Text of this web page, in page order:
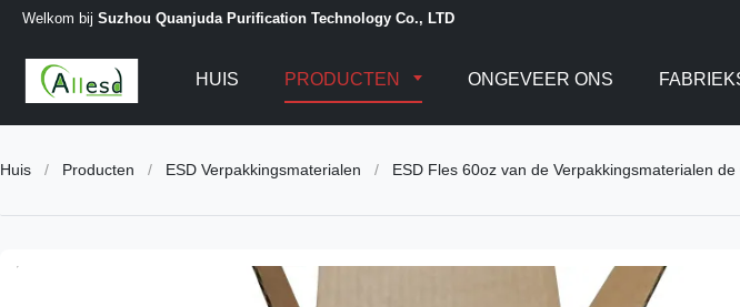
Welkom bij Suzhou Quanjuda Purification Technology Co., LTD
HUIS PRODUCTEN ONGEVEER ONS
Huis / Producten / ESD Verpakkingsmaterialen / ESD Fles 60oz van de Verpakkingsmaterialen